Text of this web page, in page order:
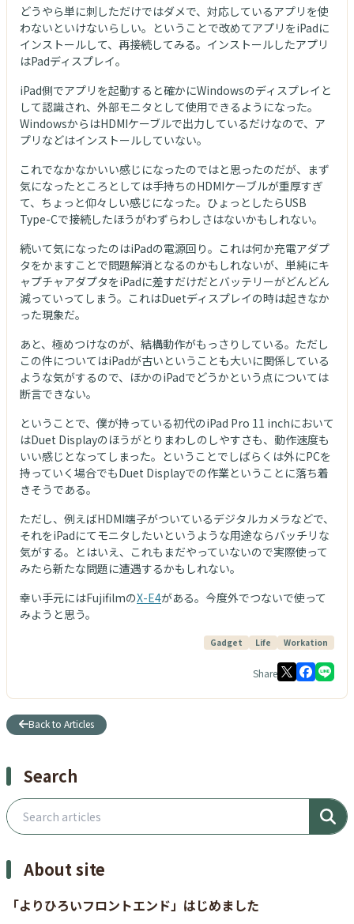
どうやら単に刺しただけではダメで、対応しているアプリを使
わないといけないらしい。ということで改めてアプリをiPadに
インストールして、再接続してみる。インストールしたアプリ
はPadディスプレイ。
iPad側でアプリを起動すると確かにWindowsのディスプレイと
して認識され、外部モニタとして使用できるようになった。
WindowsからはHDMIケーブルで出力しているだけなので、ア
プリなどはインストールしていない。
これでなかなかいい感じになったのではと思ったのだが、まず
気になったところとしては手持ちのHDMIケーブルが重厚すぎ
て、ちょっと仰々しい感じになった。ひょっとしたらUSB
Type-Cで接続したほうがわずらわしさはないかもしれない。
続いて気になったのはiPadの電源回り。これは何か充電アダプ
タをかますことで問題解消となるのかもしれないが、単純にキ
ャプチャアダプタをiPadに差すだけだとバッテリーがどんどん
減っていってしまう。これはDuetディスプレイの時は起きなか
った現象だ。
あと、極めつけなのが、結構動作がもっさりしている。ただし
この件についてはiPadが古いということも大いに関係している
ような気がするので、ほかのiPadでどうかという点については
断言できない。
ということで、僕が持っている初代のiPad Pro 11 inchにおいて
はDuet Displayのほうがとりまわしのしやすさも、動作速度も
いい感じとなってしまった。ということでしばらくは外にPCを
持っていく場合でもDuet Displayでの作業ということに落ち着
きそうである。
ただし、例えばHDMI端子がついているデジタルカメラなどで、
それをiPadにてモニタしたいというような用途ならバッチリな
気がする。とはいえ、これもまだやっていないので実際使って
みたら新たな問題に遭遇するかもしれない。
幸い手元にはFujifilmのX-E4がある。今度外でつないで使って
みようと思う。
Gadget Life Workation
Share
Back to Articles
Search
Search articles
About site
「よりひろいフロントエンド」はじめました